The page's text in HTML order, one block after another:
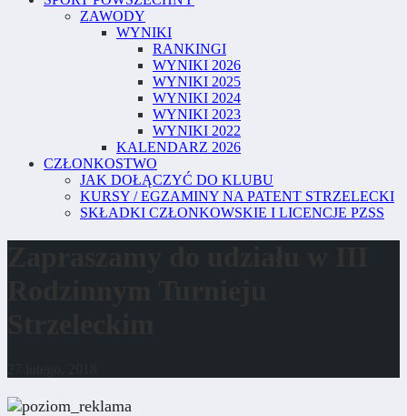
ZAWODY
WYNIKI
RANKINGI
WYNIKI 2026
WYNIKI 2025
WYNIKI 2024
WYNIKI 2023
WYNIKI 2022
KALENDARZ 2026
CZŁONKOSTWO
JAK DOŁĄCZYĆ DO KLUBU
KURSY / EGZAMINY NA PATENT STRZELECKI
SKŁADKI CZŁONKOWSKIE I LICENCJE PZSS